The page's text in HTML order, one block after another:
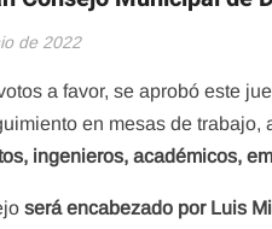
de 2022
a favor, se aprobó este
en mesas de
ingenieros, académicos,
será encabezado por Luis